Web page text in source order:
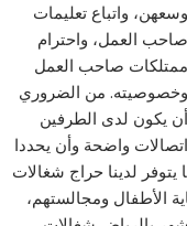
وسعهن، واتباع تعليمات
صاحب العمل، واحترام
ممتلكات صاحب العمل
وخصوصيته. من الضروري
أن يكون لدى الطرفين
اتصالات واضحة وأن يحددا
لدينا حراج شغالات
الأطفال ومجالستهم،